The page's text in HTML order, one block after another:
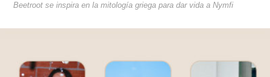
Beetroot se inspira en la mitología griega para dar vida a Nymfi